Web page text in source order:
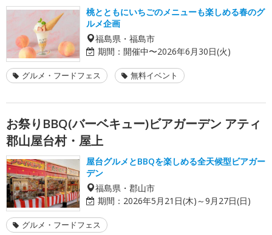
桃とともにいちごのメニューも楽しめる春のグ
ルメ企画
福島県・福島市
期間： 開催中〜2026年6月30日(火)
グルメ・フードフェス 無料イベント
お祭りBBQ(バーベキュー)ビアガーデン アティ
郡山屋台村・屋上
屋台グルメとBBQを楽しめる全天候型ビアガー
デン
福島県・郡山市
期間： 2026年5月21日(木)～9月27日(日)
グルメ・フードフェス